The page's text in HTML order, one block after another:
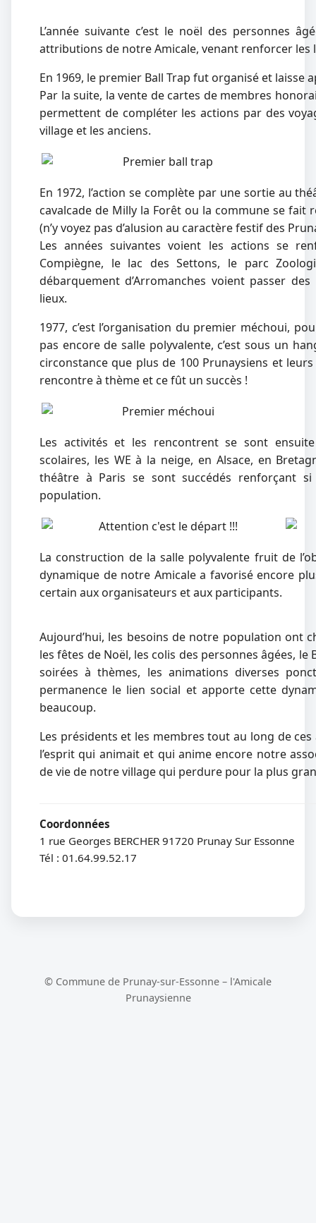
L’année suivante c’est le noël des personnes
attributions de notre Amicale, venant renforcer les
En 1969, le premier Ball Trap fut organisé et laisse
Par la suite, la vente de cartes de membres
permettent de compléter les actions par des
village et les anciens.
En 1972, l’action se complète par une sortie au
cavalcade de Milly la Forêt ou la commune se fait
(n’y voyez pas d’alusion au caractère festif des
Les années suivantes voient les actions se
Compiègne, le lac des Settons, le parc
débarquement d’Arromanches voient passer
lieux.
1977, c’est l’organisation du premier méchoui,
pas encore de salle polyvalente, c’est sous un
circonstance que plus de 100 Prunaysiens et
rencontre à thème et ce fût un succès !
Les activités et les rencontrent se sont
scolaires, les WE à la neige, en Alsace, en
théâtre à Paris se sont succédés renforçant
population.
La construction de la salle polyvalente fruit de
dynamique de notre Amicale a favorisé encore
certain aux organisateurs et aux participants.
Aujourd’hui, les besoins de notre population ont
les fêtes de Noël, les colis des personnes âgées,
soirées à thèmes, les animations diverses
permanence le lien social et apporte cette
beaucoup.
Les présidents et les membres tout au long de
l’esprit qui animait et qui anime encore notre
de vie de notre village qui perdure pour la plus
Coordonnées
1 rue Georges BERCHER 91720 Prunay Sur Essonne
Tél : 01.64.99.52.17
© Commune de Prunay-sur-Essonne – l'Amicale
Prunaysienne